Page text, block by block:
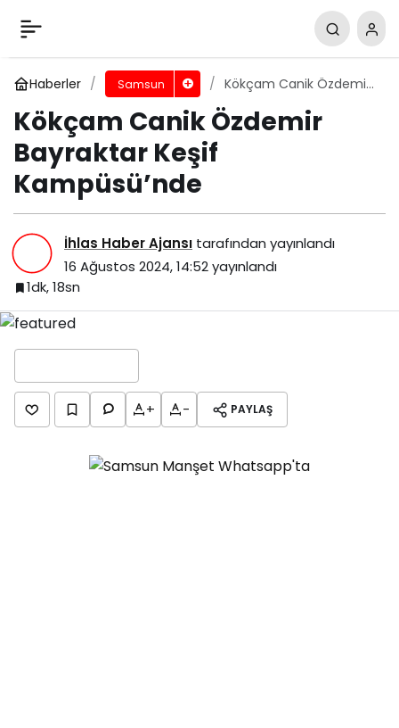
Haberler Samsun
Kökçam Canik Özdemir
Kampüsü’nde
Kökçam Canik Özdemir
Bayraktar Keşif
Kampüsü’nde
İhlas Haber Ajansı tarafından yayınlandı
16 Ağustos 2024, 14:52yayınlandı
1dk, 18sn
+ - PAYLAŞ
Kökçam Canik Özdemir Bayraktar Keşif
Kampüsü’nde Paylaş